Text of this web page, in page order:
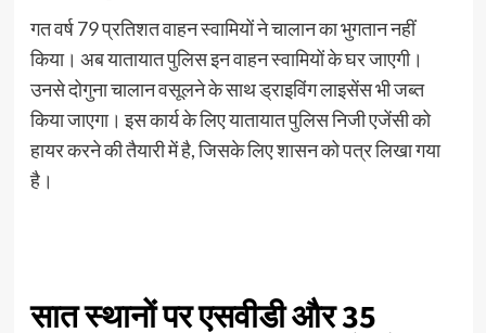
गत वर्ष 79 प्रतिशत वाहन स्वामियों ने चालान का भुगतान नहीं
किया। अब यातायात पुलिस इन वाहन स्वामियों के घर जाएगी।
उनसे दोगुना चालान वसूलने के साथ ड्राइविंग लाइसेंस भी जब्त
किया जाएगा। इस कार्य के लिए यातायात पुलिस निजी एजेंसी को
हायर करने की तैयारी में है, जिसके लिए शासन को पत्र लिखा गया
है।
सात स्थानों पर एसवीडी और 35